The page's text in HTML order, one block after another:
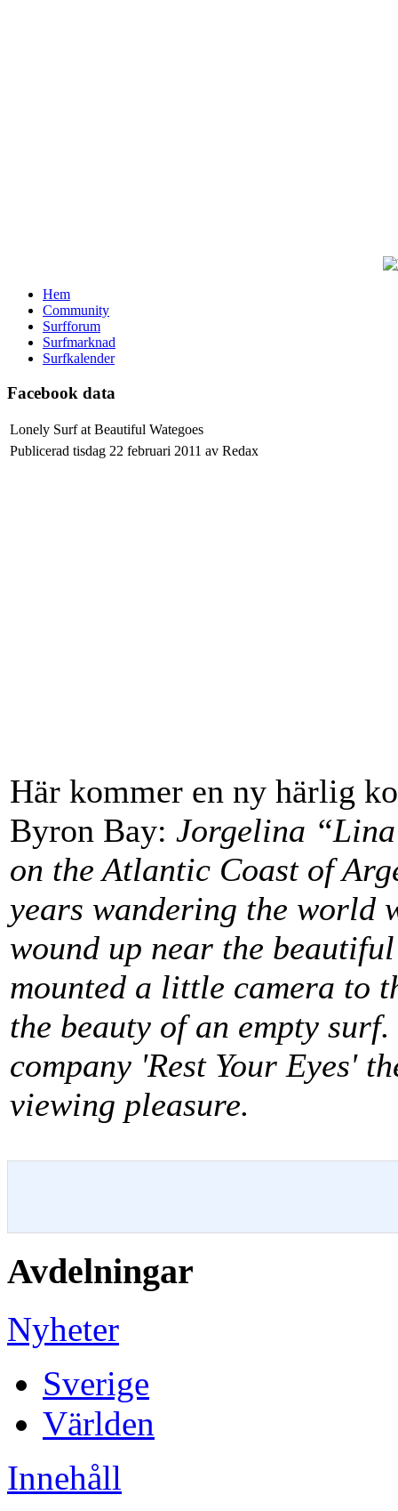
Hem
Community
Surfforum
Surfmarknad
Surfkalender
Facebook data
Lonely Surf at Beautiful Wategoes
Publicerad tisdag 22 februari 2011 av Redax
Här kommer en ny härlig
Byron Bay: Jorgelina
on the Atlantic Coast of
years wandering the world
wound up near the
mounted a little camera to
the beauty of an empty
company 'Rest Your Eyes'
viewing pleasure.
Avdelningar
Nyheter
Sverige
Världen
Innehåll